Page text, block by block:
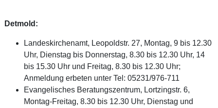
Detmold:
Landeskirchenamt, Leopoldstr. 27, Montag, 9 bis 12.30
Uhr, Dienstag bis Donnerstag, 8.30 bis 12.30 Uhr, 14
bis 15.30 Uhr und Freitag, 8.30 bis 12.30 Uhr;
Anmeldung erbeten unter Tel: 05231/976-711
Evangelisches Beratungszentrum, Lortzingstr. 6,
Montag-Freitag, 8.30 bis 12.30 Uhr, Dienstag und